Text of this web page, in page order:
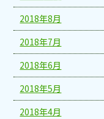
2018年8月
2018年7月
2018年6月
2018年5月
2018年4月